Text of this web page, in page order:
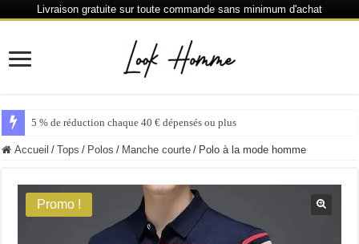
Livraison gratuite sur toute commande sans minimum d'achat
5 % de réduction chaque 40 € dépensés ou plus
Accueil / Tops / Polos / Manche courte / Polo à la mode homme
Promo !